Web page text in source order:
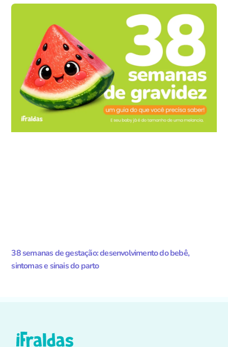
38 semanas de gestação: desenvolvimento do bebê,
sintomas e sinais do parto